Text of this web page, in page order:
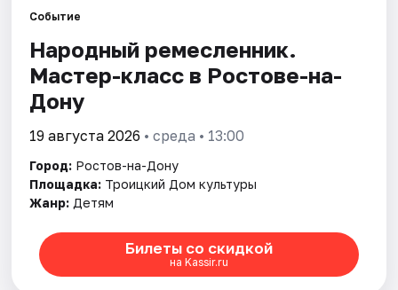
Города
Площадки
Артисты
Рейтинги
Событие
Народный ремесленник.
Мастер-класс в Ростове-на-
Дону
19 августа 2026 • среда • 13:00
Город: Ростов-на-Дону
Площадка: Троицкий Дом культуры
Жанр: Детям
Билеты со скидкой
на Kassir.ru